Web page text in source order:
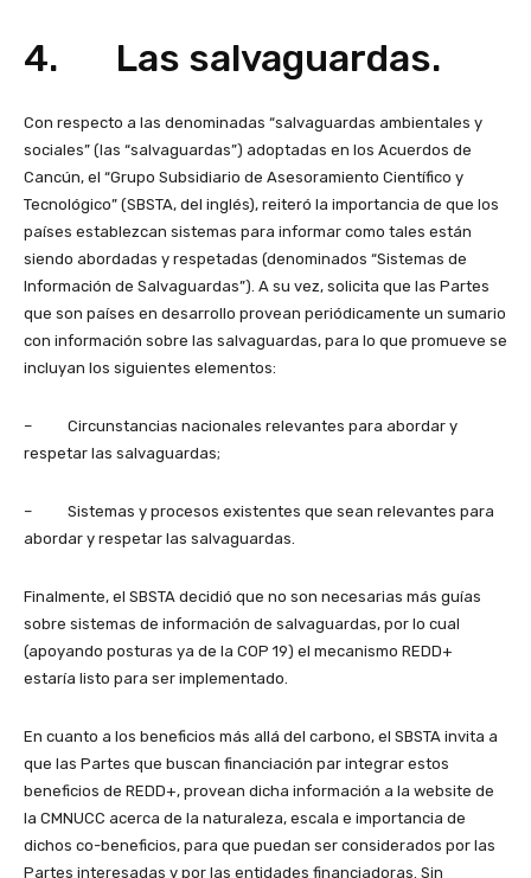
4. Las salvaguardas.
Con respecto a las denominadas “salvaguardas ambientales y
sociales” (las “salvaguardas”) adoptadas en los Acuerdos de
Cancún, el “Grupo Subsidiario de Asesoramiento Científico y
Tecnológico” (SBSTA, del inglés), reiteró la importancia de que los
países establezcan sistemas para informar como tales están
siendo abordadas y respetadas (denominados “Sistemas de
Información de Salvaguardas”). A su vez, solicita que las Partes
que son países en desarrollo provean periódicamente un sumario
con información sobre las salvaguardas, para lo que promueve se
incluyan los siguientes elementos:
– Circunstancias nacionales relevantes para abordar y
respetar las salvaguardas;
– Sistemas y procesos existentes que sean relevantes para
abordar y respetar las salvaguardas.
Finalmente, el SBSTA decidió que no son necesarias más guías
sobre sistemas de información de salvaguardas, por lo cual
(apoyando posturas ya de la COP 19) el mecanismo REDD+
estaría listo para ser implementado.
En cuanto a los beneficios más allá del carbono, el SBSTA invita a
que las Partes que buscan financiación par integrar estos
beneficios de REDD+, provean dicha información a la website de
la CMNUCC acerca de la naturaleza, escala e importancia de
dichos co-beneficios, para que puedan ser considerados por las
Partes interesadas y por las entidades financiadoras. Sin